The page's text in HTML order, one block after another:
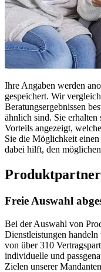
Ihre Angaben werden
gespeichert. Wir
Beratungsergebnissen
ähnlich sind. Sie
Vorteils angezeigt,
Sie die Möglichkeit
dabei hilft, den
Produktpartner
Freie Auswahl
Bei der Auswahl von
Dienstleistungen
von über 310
individuelle und
Zielen unserer